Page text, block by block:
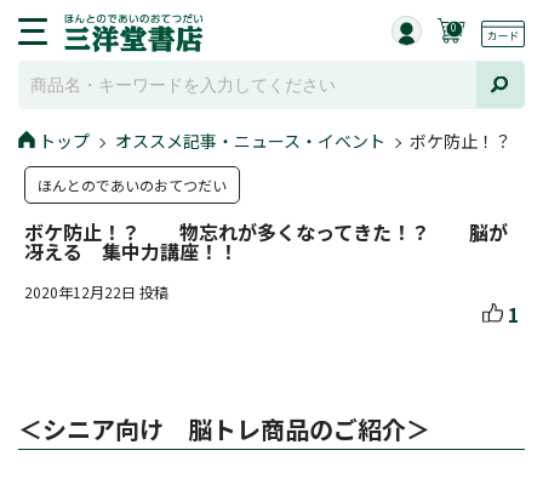
0
トップ オススメ記事・ニュース・イベント ボケ防止！？
ほんとのであいのおてつだい
ボケ防止！？ 物忘れが多くなってきた！？ 脳が
冴える 集中力講座！！
2020年12月22日 投稿
1
＜シニア向け 脳トレ商品のご紹介＞